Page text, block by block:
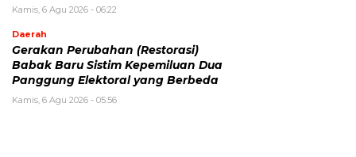
Kamis, 6 Agu 2026 - 06:22
Daerah
Gerakan Perubahan (Restorasi)
Babak Baru Sistim Kepemiluan Dua
Panggung Elektoral yang Berbeda
Kamis, 6 Agu 2026 - 05:56